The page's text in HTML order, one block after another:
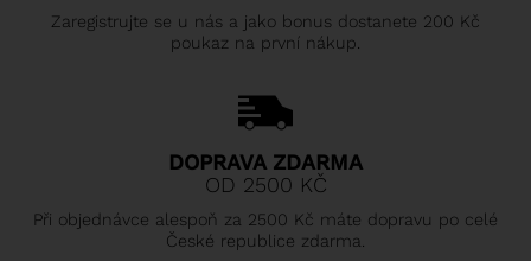
Zaregistrujte se u nás a jako bonus dostanete 200 Kč
poukaz na první nákup.
DOPRAVA ZDARMA
OD 2500 KČ
Při objednávce alespoň za 2500 Kč máte dopravu po celé
České republice zdarma.